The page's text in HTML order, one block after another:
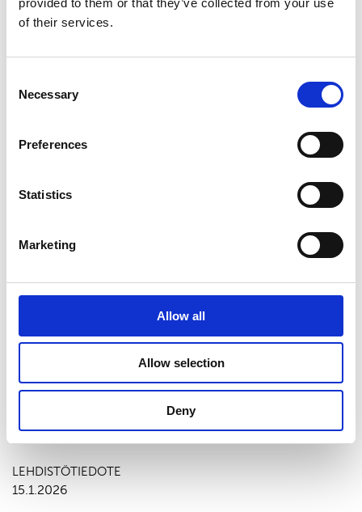
of their services.
Selection
Necessary
Preferences
Statistics
Marketing
Allow all
Allow selection
Deny
24.7.2026
Suomisen tammi–kesäkuun 2026
puolivuosikatsauksen julkistaminen
LEHDISTÖTIEDOTE
Suomisen tammi–maaliskuun 2026
osavuosikatsauksen julkistaminen
LEHDISTÖTIEDOTE
15.1.2026